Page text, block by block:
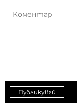
Публикувай